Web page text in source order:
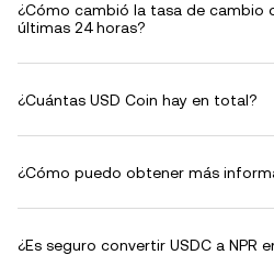
¿Cómo cambió la tasa de cambio
últimas 24 horas?
¿Cuántas USD Coin hay en total?
¿Cómo puedo obtener más
¿Es seguro convertir USDC a NPR